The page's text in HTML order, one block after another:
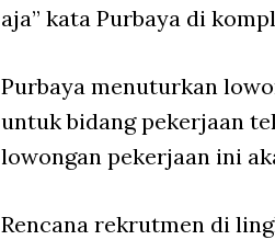
aja” kata Purbaya di
Purbaya menuturkan
untuk bidang pekerjaan
lowongan pekerjaan ini
Rencana rekrutmen di